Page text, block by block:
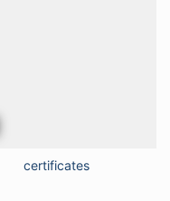
certificates